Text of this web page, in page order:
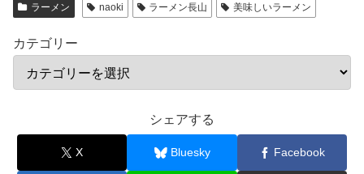
ラーメン naoki ラーメン長山 美味しいラーメン
カテゴリー
シェアする
X Bluesky Facebook